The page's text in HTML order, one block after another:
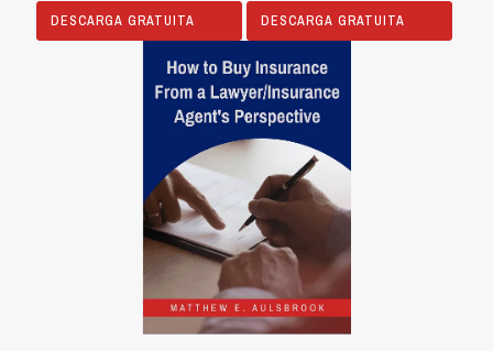
DESCARGA GRATUITA DESCARGA GRATUITA